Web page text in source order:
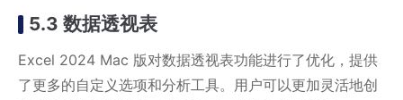
5.3 数据透视表
Excel 2024 Mac 版对数据透视表功能进行了优化，提供
了更多的自定义选项和分析工具。用户可以更加灵活地创